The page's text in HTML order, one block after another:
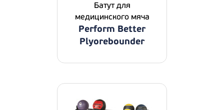
Батут для
медицинского мяча
Perform Better
Plyorebounder